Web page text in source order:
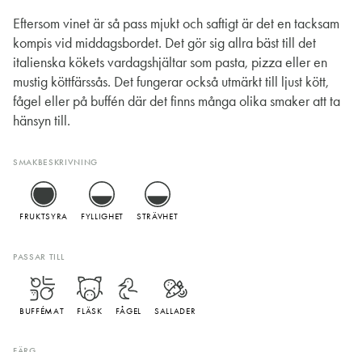
Eftersom vinet är så pass mjukt och saftigt är det en tacksam
kompis vid middagsbordet. Det gör sig allra bäst till det
italienska kökets vardagshjältar som pasta, pizza eller en
mustig köttfärssås. Det fungerar också utmärkt till ljust kött,
fågel eller på buffén där det finns många olika smaker att ta
hänsyn till.
SMAKBESKRIVNING
FRUKTSYRA FYLLIGHET STRÄVHET
PASSAR TILL
BUFFÉMAT FLÄSK FÅGEL SALLADER